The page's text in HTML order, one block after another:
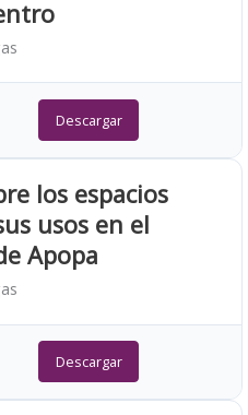
Descargar
los espacios
usos en el
Apopa
Descargar